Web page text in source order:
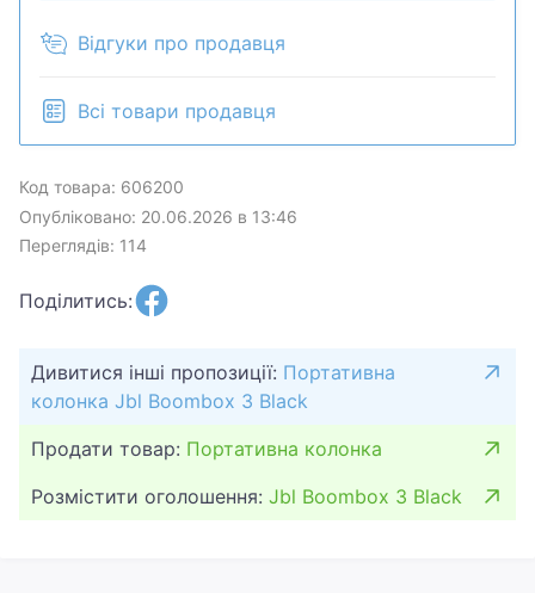
Відгуки про продавця
Всі товари продавця
Код товара: 606200
Опубліковано: 20.06.2026 в 13:46
Переглядів: 114
Поділитись:
Дивитися інші пропозиції: Портативна
колонка Jbl Boombox 3 Black
Продати товар: Портативна колонка
Розмістити оголошення: Jbl Boombox 3 Black